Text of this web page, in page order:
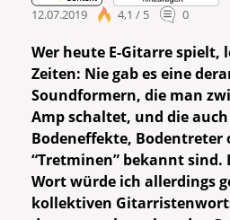
12.07.2019 4,1 / 5 0
Wer heute E-Gitarre spielt,
Zeiten: Nie gab es eine
Soundformern, die man
Amp schaltet, und die
Bodeneffekte, Bodentreter
“Tretminen” bekannt sind.
Wort würde ich allerdings
kollektiven